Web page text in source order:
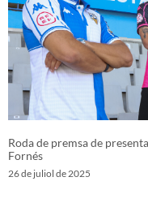
Roda de premsa de
Fornés
26 de juliol de 2025